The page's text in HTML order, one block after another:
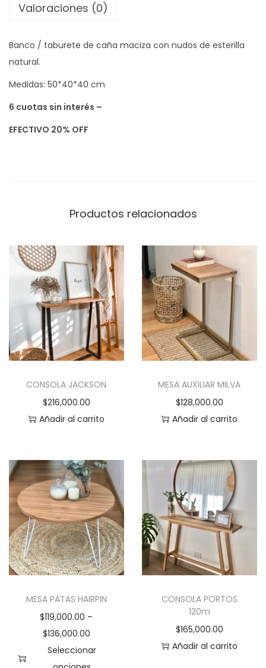
C
ñ
a
U
c
d
Valoraciones (0)
Banco / taburete de caña maciza con nudos de esterilla
natural.
Medidas: 50*40*40 cm
6 cuotas sin interés –
EFECTIVO 20% OFF
Productos relacionados
CONSOLA JACKSON
$216,000.00
Añadir al carrito
MESA AUXILIAR MILVA
$128,000.00
Añadir al carrito
MESA PATAS HAIRPIN
$119,000.00 –
$136,000.00
Seleccionar
CONSOLA PORTOS
120m
$165,000.00
Añadir al carrito